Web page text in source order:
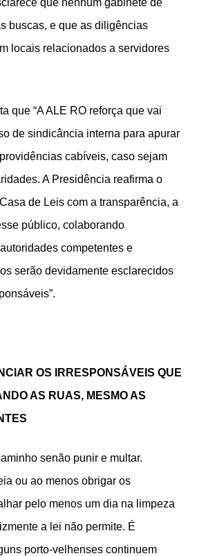
buscas, e que as diligências
locais relacionados a servidores
“A ALE RO reforça que vai
de sindicância interna para apurar
cabíveis, caso sejam
A Presidência reafirma o
de Leis com a transparência, a
público, colaborando
competentes e
serão devidamente esclarecidos
OS IRRESPONSÁVEIS QUE
AS RUAS, MESMO AS
senão punir e multar.
ou ao menos obrigar os
pelo menos um dia na limpeza
a lei não permite. É
porto-velhenses continuem